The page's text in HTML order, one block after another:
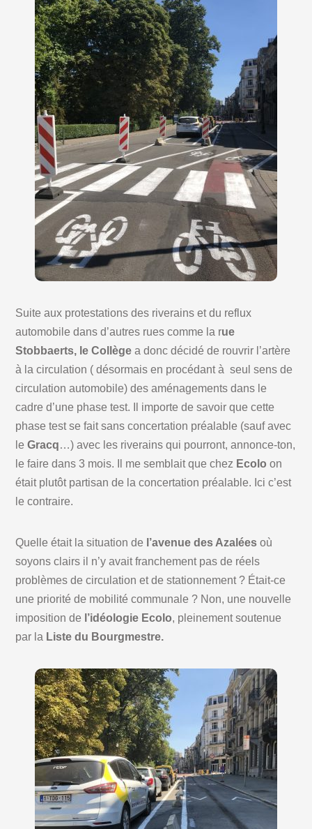
Suite aux protestations des riverains et du reflux
automobile dans d’autres rues comme la rue
Stobbaerts, le Collège a donc décidé de rouvrir l’artère
à la circulation ( désormais en procédant à seul sens de
circulation automobile) des aménagements dans le
cadre d’une phase test. Il importe de savoir que cette
phase test se fait sans concertation préalable (sauf avec
leGracq…) avec les riverains qui pourront, annonce-ton,
le faire dans 3 mois. Il me semblait que chez Ecolo on
était plutôt partisan de la concertation préalable. Ici c’est
le contraire.
Quelle était la situation de l’avenue des Azalées où
soyons clairs il n’y avait franchement pas de réels
problèmes de circulation et de stationnement ? Était-ce
une priorité de mobilité communale ? Non, une nouvelle
imposition de l’idéologie Ecolo, pleinement soutenue
par la Liste du Bourgmestre.